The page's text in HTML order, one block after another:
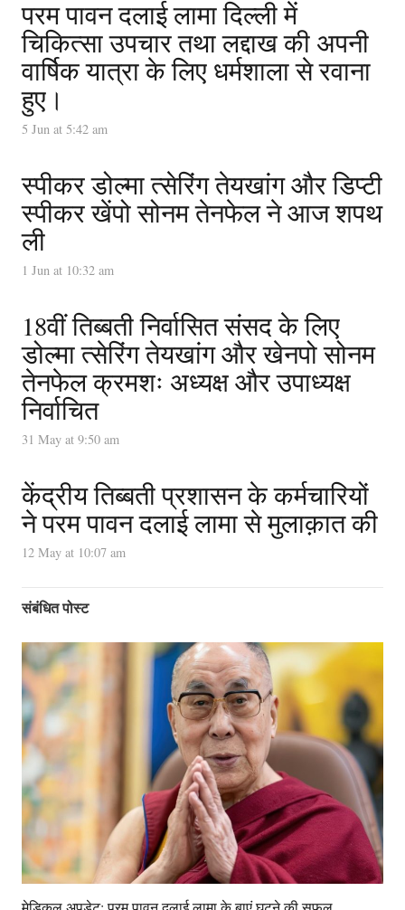
परम पावन दलाई लामा दिल्ली में
चिकित्सा उपचार तथा लद्दाख की अपनी
वार्षिक यात्रा के लिए धर्मशाला से रवाना
हुए।
5 Jun at 5:42 am
स्पीकर डोल्मा त्सेरिंग तेयखांग और डिप्टी
स्पीकर खेंपो सोनम तेनफेल ने आज शपथ
ली
1 Jun at 10:32 am
18वीं तिब्बती निर्वासित संसद के लिए
डोल्मा त्सेरिंग तेयखांग और खेनपो सोनम
तेनफेल क्रमशः अध्यक्ष और उपाध्यक्ष
निर्वाचित
31 May at 9:50 am
केंद्रीय तिब्बती प्रशासन के कर्मचारियों
ने परम पावन दलाई लामा से मुलाक़ात की
12 May at 10:07 am
संबंधित पोस्ट